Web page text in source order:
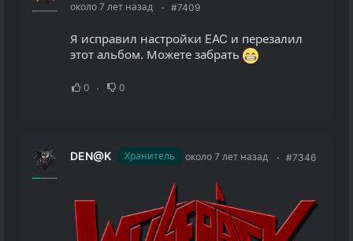
около 7 лет назад
#7409
Я исправил настройки EAC и перезалил
этот альбом. Можете забрать
0 0
DEN@K Хранитель около 7 лет назад #7346